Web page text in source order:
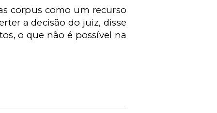
corpus como um recurso
a decisão do juiz, disse
o que não é possível na